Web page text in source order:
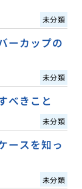
未分類
ーカップの
未分類
べきこと
未分類
ースを知っ
未分類